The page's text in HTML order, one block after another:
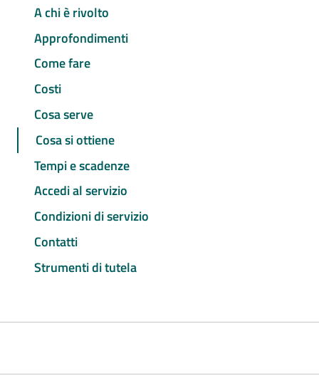
A chi è rivolto
Approfondimenti
Come fare
Costi
Cosa serve
Cosa si ottiene
Tempi e scadenze
Accedi al servizio
Condizioni di servizio
Contatti
Strumenti di tutela